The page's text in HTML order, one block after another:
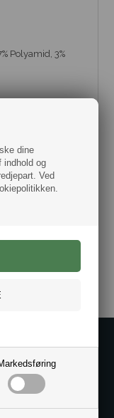
dine
indhold og
Ved
Polyamid, 3%